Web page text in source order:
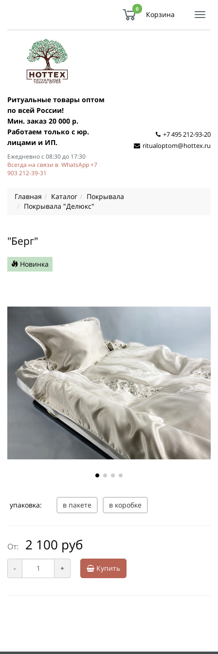
0
Корзина
Ритуальные товары оптом
по всей России!
Мин. заказ 20 000 р.
Работаем только с юр.
лицами и ИП.
Ежедневно с 08:30 до 17:30
Всегда на связи в WhatsApp +7
903 212-39-31
+7 495 212-93-20
ritualoptom@hottex.ru
Главная Каталог
Покрывала
Покрывала "Делюкс"
"Берг"
Новинка
упаковка: в пакете в коробке
От: 2 100 руб
- + Купить